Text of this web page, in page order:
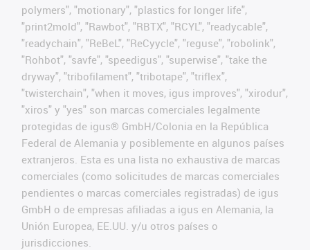
polymers", "motionary", "plastics for longer life",
"print2mold", "Rawbot", "RBTX", "RCYL", "readycable",
"readychain", "ReBeL", "ReCyycle", "reguse", "robolink",
"Rohbot", "savfe", "speedigus", "superwise", "take the
dryway", "tribofilament", "tribotape", "triflex",
"twisterchain", "when it moves, igus improves", "xirodur",
"xiros" y "yes" son marcas comerciales legalmente
protegidas de igus® GmbH/Colonia en la República
Federal de Alemania y posiblemente en algunos países
extranjeros. Esta es una lista no exhaustiva de marcas
comerciales (como solicitudes de marcas comerciales
pendientes o marcas comerciales registradas) de igus
GmbH o de empresas afiliadas a igus en Alemania, la
Unión Europea, EE.UU. y/u otros países o
jurisdicciones.